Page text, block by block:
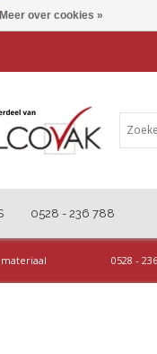
0528 - 236 788
0528 -
Meer over cookies »